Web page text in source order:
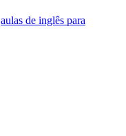
aulas de inglês para